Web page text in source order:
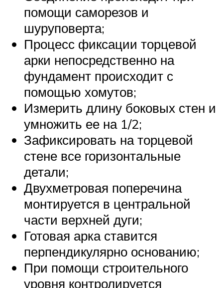
помощи саморезов и
шуруповерта;
Процесс фиксации торцевой
арки непосредственно на
фундамент происходит с
помощью хомутов;
Измерить длину боковых стен и
умножить ее на 1/2;
Зафиксировать на торцевой
стене все горизонтальные
детали;
Двухметровая поперечина
монтируется в центральной
части верхней дуги;
Готовая арка ставится
перпендикулярно основанию;
При помощи строительного
уровня контролируется